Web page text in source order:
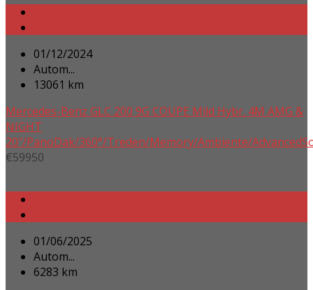
01/12/2024
Autom...
13061 km
Mercedes-Benz GLC 200 9G COUPE Mild Hybr. 4M AMG &
NIGHT
20″/PanoDak/360°/Treden/Memory/Ambiente/
€59950
01/06/2025
Autom...
6283 km